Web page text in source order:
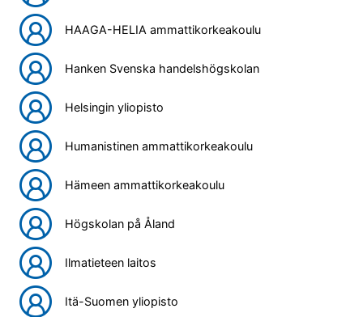
HAAGA-HELIA ammattikorkeakoulu
Hanken Svenska handelshögskolan
Helsingin yliopisto
Humanistinen ammattikorkeakoulu
Hämeen ammattikorkeakoulu
Högskolan på Åland
Ilmatieteen laitos
Itä-Suomen yliopisto